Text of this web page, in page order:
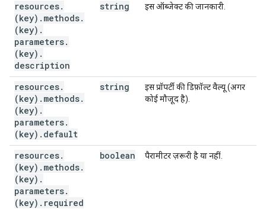
resources.
(key) . methods.
(key) .
parameters.
(key) .
description
string इस ऑब्जेक्ट की जानकारी.
resources.
(key) . methods.
(key) .
parameters.
(key) . default
string
इस प्रॉपर्टी की डिफ़ॉल्ट वैल्यू (अगर
कोई मौजूद है).
resources.
(key) . methods.
(key) .
parameters.
(key) . required
boolean पैरामीटर ज़रूरी है या नहीं.